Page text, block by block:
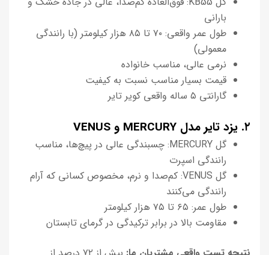
بارانی
طول عمر واقعی: ۷۰ تا ۸۵ هزار کیلومتر (با رانندگی
معمولی)
نرمی عالی، مناسب خانواده
قیمت بسیار مناسب نسبت به کیفیت
گارانتی ۵ ساله واقعی کویر تایر
۲. یزد تایر مدل MERCURY و VENUS
گل MERCURY: چسبندگی عالی در پیچ‌ها، مناسب
رانندگی اسپرت
گل VENUS: کم‌صدا و نرم، مخصوص کسانی که آرام
رانندگی می‌کنند
طول عمر: ۶۵ تا ۷۵ هزار کیلومتر
مقاومت بالا در برابر ترکیدگی در گرمای تابستان